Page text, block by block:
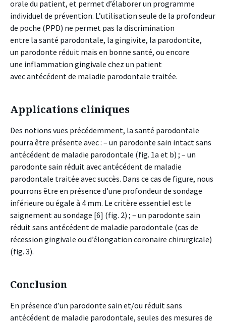
orale du patient, et permet d’élaborer un programme
individuel de prévention. L’utilisation seule de la profondeur
de poche (PPD) ne permet pas la discrimination
entre la santé parodontale, la gingivite, la parodontite,
un parodonte réduit mais en bonne santé, ou encore
une inflammation gingivale chez un patient
avec antécédent de maladie parodontale traitée.
Applications cliniques
Des notions vues précédemment, la santé parodontale
pourra être présente avec : – un parodonte sain intact sans
antécédent de maladie parodontale (fig. 1a et b) ; – un
parodonte sain réduit avec antécédent de maladie
parodontale traitée avec succès. Dans ce cas de figure, nous
pourrons être en présence d’une profondeur de sondage
inférieure ou égale à 4 mm. Le critère essentiel est le
saignement au sondage [6] (fig. 2) ; – un parodonte sain
réduit sans antécédent de maladie parodontale (cas de
récession gingivale ou d’élongation coronaire chirurgicale)
(fig. 3).
Conclusion
En présence d’un parodonte sain et/ou réduit sans
antécédent de maladie parodontale, seules des mesures de